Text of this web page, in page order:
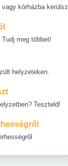
kórházba kerülsz
meg többet!
helyzeteken.
Teszteld!